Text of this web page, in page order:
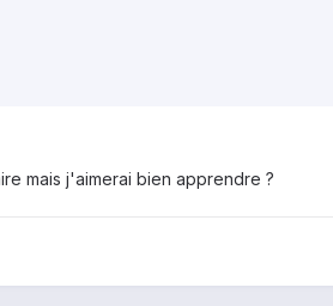
mais j'aimerai bien apprendre ?